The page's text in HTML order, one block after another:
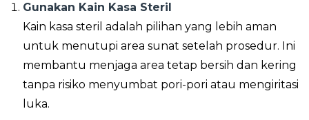
Gunakan Kain Kasa Steril
Kain kasa steril adalah pilihan yang lebih aman
untuk menutupi area sunat setelah prosedur. Ini
membantu menjaga area tetap bersih dan kering
tanpa risiko menyumbat pori-pori atau mengiritasi
luka.